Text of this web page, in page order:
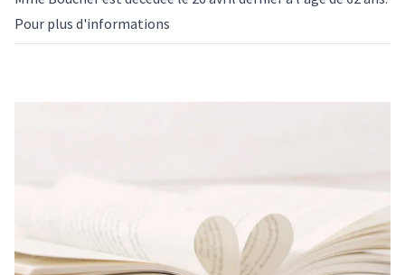
Pour plus d'informations